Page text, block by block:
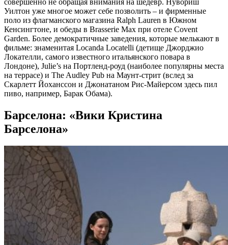
Уилтон уже многое может себе позволить – и фирменные
поло из флагманского магазина Ralph Lauren в Южном
Кенсингтоне, и обеды в Brasserie Max при отеле Covent
Garden. Более демократичные заведения, которые мелькают в
фильме: знаменитая Locanda Locatelli (детище Джорджио
Локателли, самого известного итальянского повара в
Лондоне), Julie’s на Портленд-роуд (наиболее популярны места
на террасе) и The Audley Pub на Маунт-стрит (вслед за
Скарлетт Йоханссон и Джонатаном Рис-Майерсом здесь пил
пиво, например, Барак Обама).
Барселона: «Вики Кристина
Барселона»